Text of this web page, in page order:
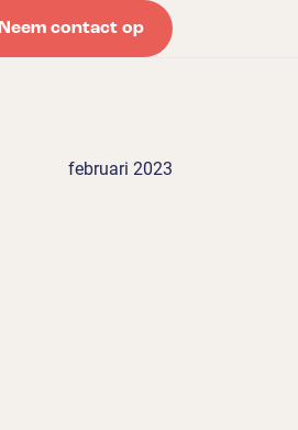
Neem contact op
februari 2023